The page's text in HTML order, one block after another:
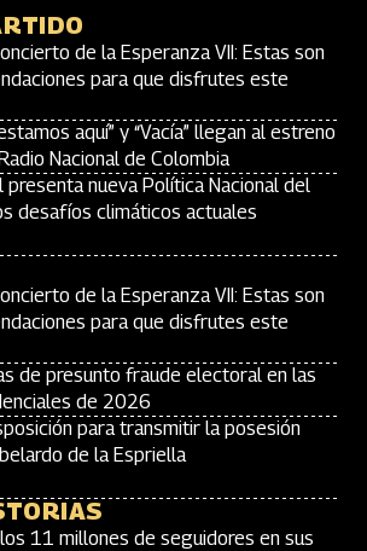
de la Esperanza VII: Estas son
para que disfrutes este
aquí” y “Vacía” llegan al estreno
Nacional de Colombia
presenta nueva Política Nacional del
desafíos climáticos actuales
de la Esperanza VII: Estas son
para que disfrutes este
de presunto fraude electoral en las
de 2026
para transmitir la posesión
de la Espriella
11 millones de seguidores en sus